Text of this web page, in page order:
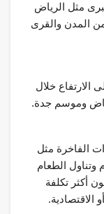
مثل الرياض
المدن والقرى
الارتفاع خلال
وموسم جدة.
الفاخرة مثل
الطعام
أكثر تكلفة
الاقتصادية.